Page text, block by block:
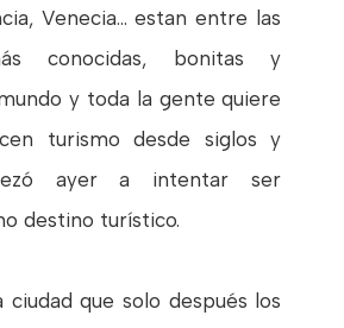
Venecia... estan entre las
conocidas, bonitas y
y toda la gente quiere
turismo desde siglos y
ayer a intentar ser
destino turístico.
ciudad que solo después los